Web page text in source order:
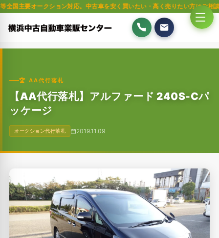
ョン対応。中古車を安く買いたい・高く売りたい方はご相談ください。
🏆 AA代行落札
【AA代行落札】アルファード 240S-Cパ
ッケージ
オークション代行落札 2019.11.09